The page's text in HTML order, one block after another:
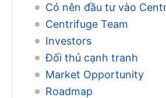
Có nên đầu tư vào
Centrifuge Team
Investors
Đối thủ cạnh tranh
Market Opportunity
Roadmap